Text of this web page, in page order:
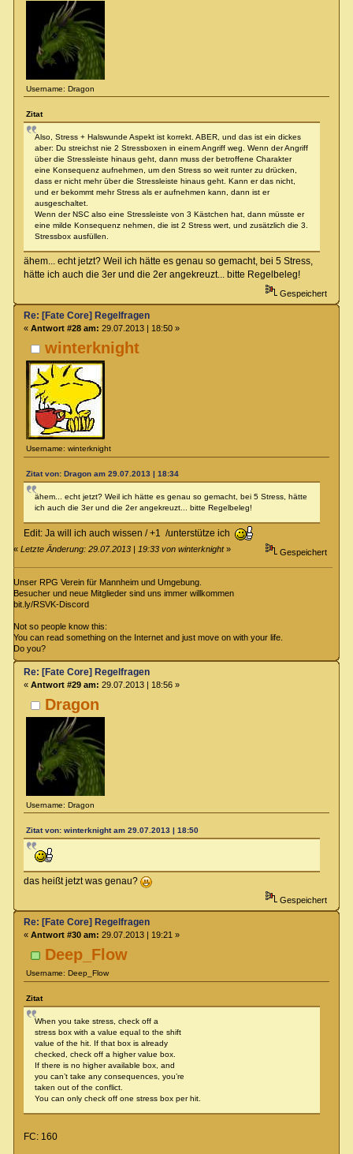
Username: Dragon
Zitat
Also, Stress + Halswunde Aspekt ist korrekt. ABER, und das ist ein dickes
aber: Du streichst nie 2 Stressboxen in einem Angriff weg. Wenn der Angriff
über die Stressleiste hinaus geht, dann muss der betroffene Charakter
eine Konsequenz aufnehmen, um den Stress so weit runter zu drücken,
dass er nicht mehr über die Stressleiste hinaus geht. Kann er das nicht,
und er bekommt mehr Stress als er aufnehmen kann, dann ist er
ausgeschaltet.
Wenn der NSC also eine Stressleiste von 3 Kästchen hat, dann müsste er
eine milde Konsequenz nehmen, die ist 2 Stress wert, und zusätzlich die 3.
Stressbox ausfüllen.
ähem... echt jetzt? Weil ich hätte es genau so gemacht, bei 5 Stress,
hätte ich auch die 3er und die 2er angekreuzt... bitte Regelbeleg!
Gespeichert
winterknight
Username: winterknight
Re: [Fate Core] Regelfragen
« Antwort #28 am: 29.07.2013 | 18:50 »
Zitat von: Dragon am 29.07.2013 | 18:34
ähem... echt jetzt? Weil ich hätte es genau so gemacht, bei 5 Stress, hätte
ich auch die 3er und die 2er angekreuzt... bitte Regelbeleg!
Edit: Ja will ich auch wissen / +1 /unterstütze ich
«Letzte Änderung: 29.07.2013 | 19:33 von winterknight» Gespeichert
Unser RPG Verein für Mannheim und Umgebung.
Besucher und neue Mitglieder sind uns immer willkommen
bit.ly/RSVK-Discord
Not so people know this:
You can read something on the Internet and just move on with your life.
Do you?
Dragon
Username: Dragon
Re: [Fate Core] Regelfragen
« Antwort #29 am: 29.07.2013 | 18:56 »
Zitat von: winterknight am 29.07.2013 | 18:50
das heißt jetzt was genau?
Gespeichert
Deep_Flow
Username: Deep_Flow
Re: [Fate Core] Regelfragen
« Antwort #30 am: 29.07.2013 | 19:21 »
Zitat
When you take stress, check off a
stress box with a value equal to the shift
value of the hit. If that box is already
checked, check off a higher value box.
If there is no higher available box, and
you can’t take any consequences, you’re
taken out of the conflict.
You can only check off one stress box per hit.
FC: 160